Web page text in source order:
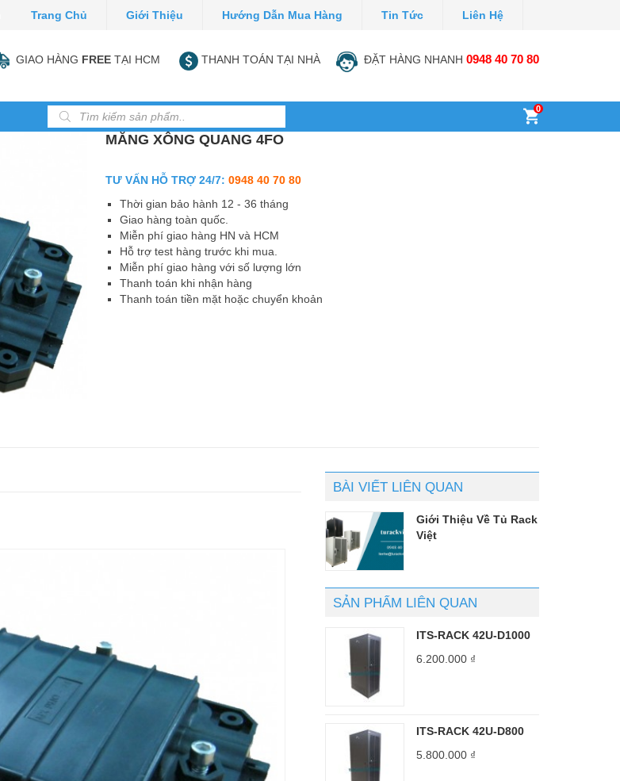
Trang Chủ Giới Thiệu Hướng Dẫn Mua Hàng Tin Tức Liên Hệ
GIAO HÀNG FREE TẠI HCM THANH TOÁN TẠI NHÀ ĐẶT HÀNG NHANH 0948 40 70 80
Tìm kiếm sản phẩm 0
MĂNG XÔNG QUANG 4FO
TƯ VẤN HỖ TRỢ 24/7: 0948 40 70 80
Thời gian bảo hành 12 - 36 tháng
Giao hàng toàn quốc.
Miễn phí giao hàng HN và HCM
Hỗ trợ test hàng trước khi mua.
Miễn phí giao hàng với số lượng lớn
Thanh toán khi nhận hàng
Thanh toán tiền mặt hoặc chuyển khoản
BÀI VIẾT LIÊN QUAN
Giới Thiệu Về Tủ Rack
Việt
SẢN PHẨM LIÊN QUAN
ITS-RACK 42U-D1000
6.200.000 ₫
ITS-RACK 42U-D800
5.800.000 ₫